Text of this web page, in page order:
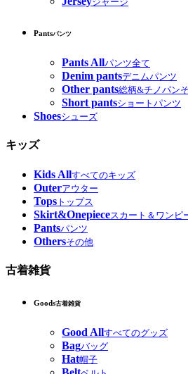
Pantsパンツ
Pants Allパンツ全て
Denim pantsデニムパンツ
Other pants総柄&チノパン
Short pantsショートパンツ
Shoesシューズ
キッズ
Kids Allすべてのキッズ
Outerアウター
Tops トップス
Skirt&Onepieceスカート＆ワンピ
Pantsパンツ
Othersその他
古着雑貨
Goods古着雑貨
Good Allすべてのグッズ
Bagバッグ
Hat帽子